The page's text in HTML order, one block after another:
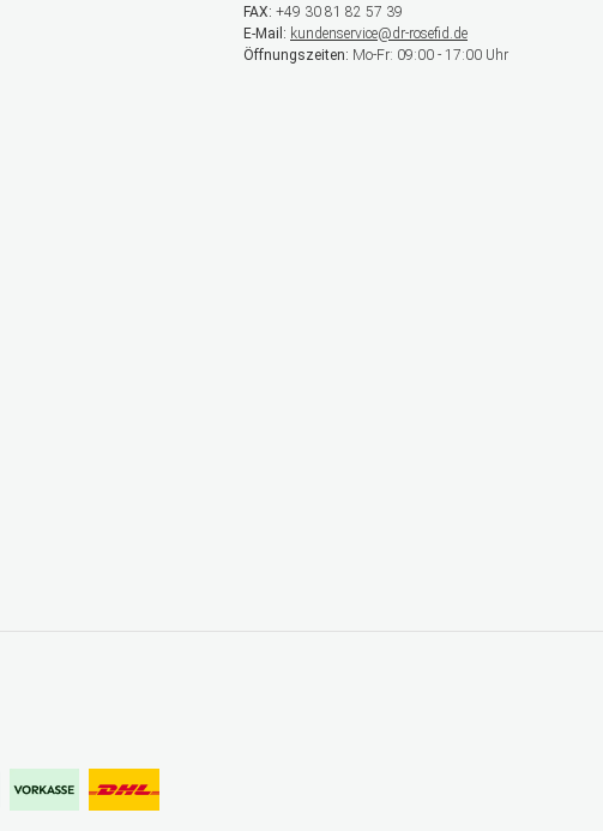
FAX: +49 30 81 82 57 39
E-Mail: kundenservice@dr-rosefid.de
Öffnungszeiten: Mo-Fr: 09:00 - 17:00 Uhr